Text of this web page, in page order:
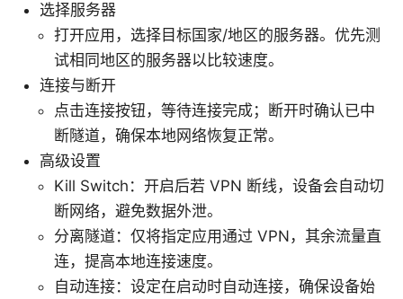
选择服务器
打开应用，选择目标国家/地区的服务器。优先测
试相同地区的服务器以比较速度。
连接与断开
点击连接按钮，等待连接完成；断开时确认已中
断隧道，确保本地网络恢复正常。
高级设置
Kill Switch：开启后若 VPN 断线，设备会自动切
断网络，避免数据外泄。
分离隧道：仅将指定应用通过 VPN，其余流量直
连，提高本地连接速度。
自动连接：设定在启动时自动连接，确保设备始